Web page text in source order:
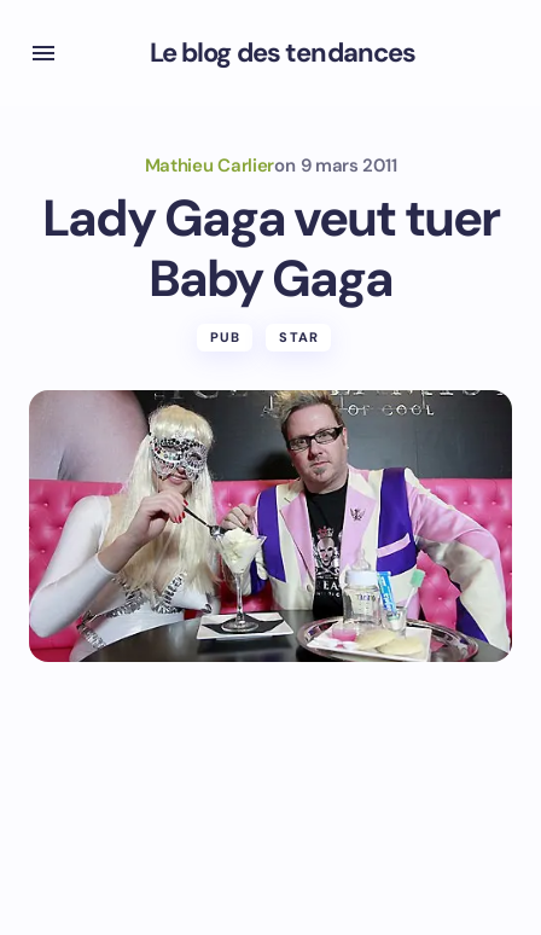
Le blog des tendances
Mathieu Carlieron 9 mars 2011
Lady Gaga veut tuer
Baby Gaga
PUB STAR